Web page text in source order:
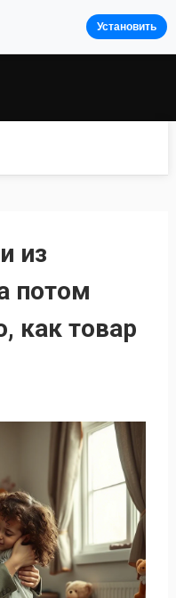
из
потом
как товар
Установить